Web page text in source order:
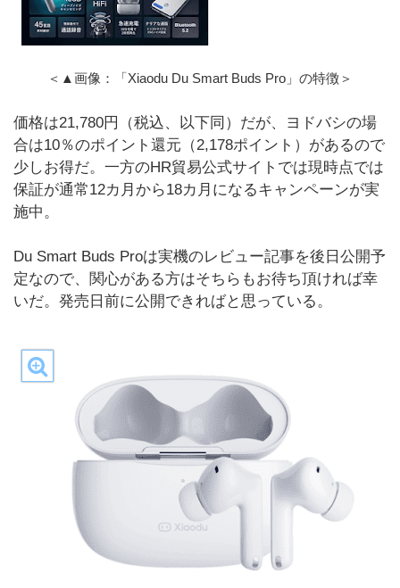
＜▲画像：「Xiaodu Du Smart Buds Pro」の特徴＞
価格は21,780円（税込、以下同）だが、ヨドバシの場
合は10％のポイント還元（2,178ポイント）があるので
少しお得だ。一方のHR貿易公式サイトでは現時点では
保証が通常12カ月から18カ月になるキャンペーンが実
施中。
Du Smart Buds Proは実機のレビュー記事を後日公開予
定なので、関心がある方はそちらもお待ち頂ければ幸
いだ。発売日前に公開できればと思っている。